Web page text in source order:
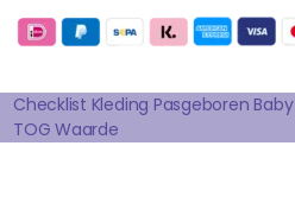
B
O
O
K
A
R
A
M
E
R
E
S
T
E
D
I
N
Checklist Kleding Pasgeboren Baby
TOG Waarde